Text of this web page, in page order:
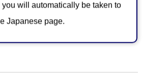
will automatically be taken to
Japanese page.